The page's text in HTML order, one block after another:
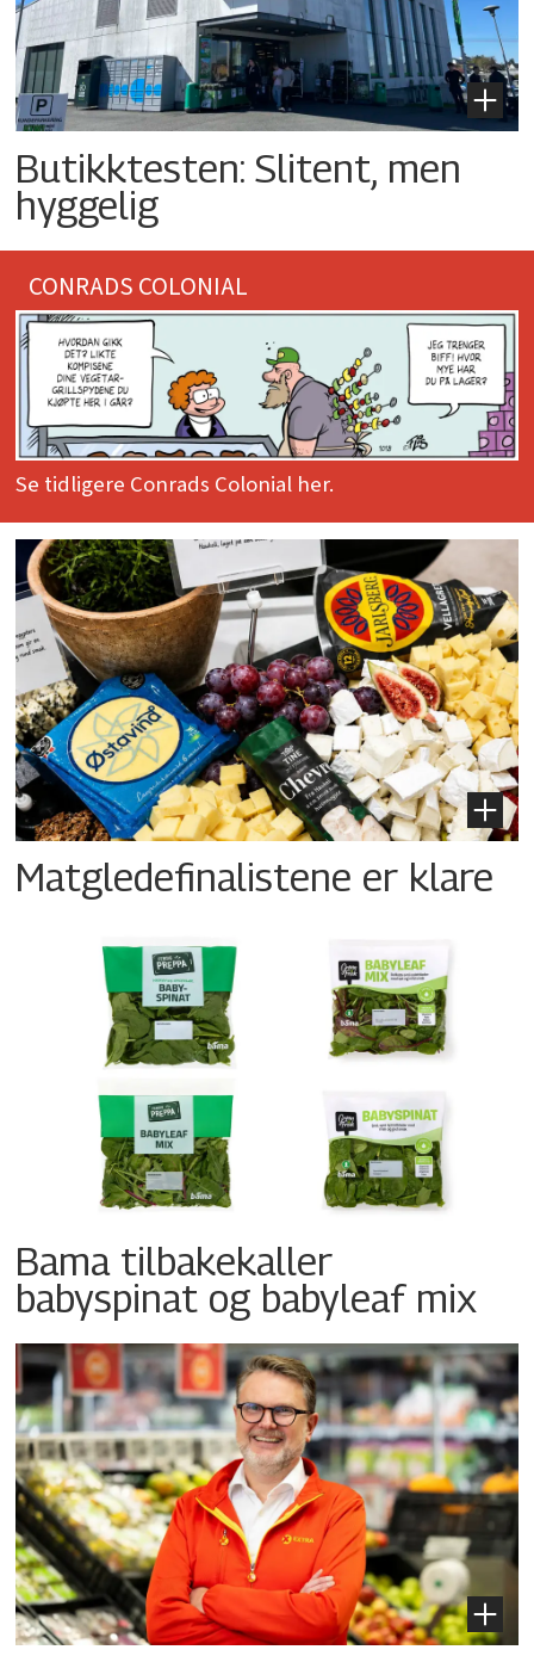
Butikktesten: Slitent, men
hyggelig
CONRADS COLONIAL
Se tidligere Conrads Colonial her.
Matgledefinalistene er klare
Bama tilbakekaller
babyspinat og babyleaf mix